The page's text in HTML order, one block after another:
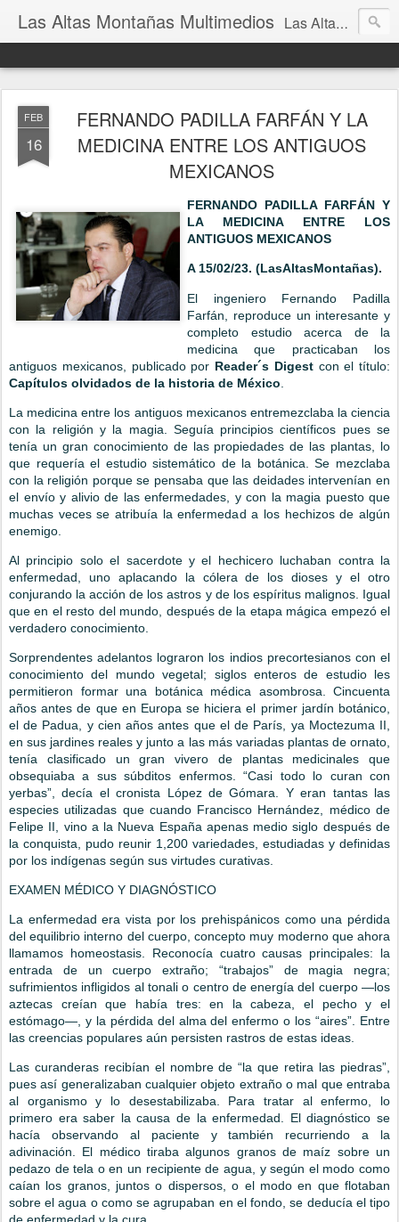
Las Altas Montañas Multimedios Las Altas Montañas Multimedios
FEB
16
FERNANDO PADILLA FARFÁN Y LA
MEDICINA ENTRE LOS ANTIGUOS
MEXICANOS
FERNANDO PADILLA FARFÁN Y
LA MEDICINA ENTRE LOS
ANTIGUOS MEXICANOS
A 15/02/23. (LasAltasMontañas).
El ingeniero Fernando Padilla
Farfán, reproduce un interesante y
completo estudio acerca de la
medicina que practicaban los
antiguos mexicanos, publicado por Reader´s Digest con el título:
Capítulos olvidados de la historia de México
La medicina entre los antiguos mexicanos entremezclaba la ciencia
con la religión y la magia. Seguía principios científicos pues se
tenía un gran conocimiento de las propiedades de las plantas, lo
que requería el estudio sistemático de la botánica. Se mezclaba
con la religión porque se pensaba que las deidades intervenían en
el envío y alivio de las enfermedades, y con la magia puesto que
muchas veces se atribuía la enfermedad a los hechizos de algún
enemigo.
Al principio solo el sacerdote y el hechicero luchaban contra la
enfermedad, uno aplacando la cólera de los dioses y el otro
conjurando la acción de los astros y de los espíritus malignos. Igual
que en el resto del mundo, después de la etapa mágica empezó el
verdadero conocimiento.
Sorprendentes adelantos lograron los indios precortesianos con el
conocimiento del mundo vegetal; siglos enteros de estudio les
permitieron formar una botánica médica asombrosa. Cincuenta
años antes de que en Europa se hiciera el primer jardín botánico,
el de Padua, y cien años antes que el de París, ya Moctezuma II,
en sus jardines reales y junto a las más variadas plantas de ornato,
tenía clasificado un gran vivero de plantas medicinales que
obsequiaba a sus súbditos enfermos. “Casi todo lo curan con
yerbas”, decía el cronista López de Gómara. Y eran tantas las
especies utilizadas que cuando Francisco Hernández, médico de
Felipe II, vino a la Nueva España apenas medio siglo después de
la conquista, pudo reunir 1,200 variedades, estudiadas y definidas
por los indígenas según sus virtudes curativas.
EXAMEN MÉDICO Y DIAGNÓSTICO
La enfermedad era vista por los prehispánicos como una pérdida
del equilibrio interno del cuerpo, concepto muy moderno que ahora
llamamos homeostasis. Reconocía cuatro causas principales: la
entrada de un cuerpo extraño; “trabajos” de magia negra;
sufrimientos infligidos al tonali o centro de energía del cuerpo ―los
aztecas creían que había tres: en la cabeza, el pecho y el
estómago―, y la pérdida del alma del enfermo o los “aires”. Entre
las creencias populares aún persisten rastros de estas ideas.
Las curanderas recibían el nombre de “la que retira las piedras”,
pues así generalizaban cualquier objeto extraño o mal que entraba
al organismo y lo desestabilizaba. Para tratar al enfermo, lo
primero era saber la causa de la enfermedad. El diagnóstico se
hacía observando al paciente y también recurriendo a la
adivinación. El médico tiraba algunos granos de maíz sobre un
pedazo de tela o en un recipiente de agua, y según el modo como
caían los granos, juntos o dispersos, o el modo en que flotaban
sobre el agua o como se agrupaban en el fondo, se deducía el tipo